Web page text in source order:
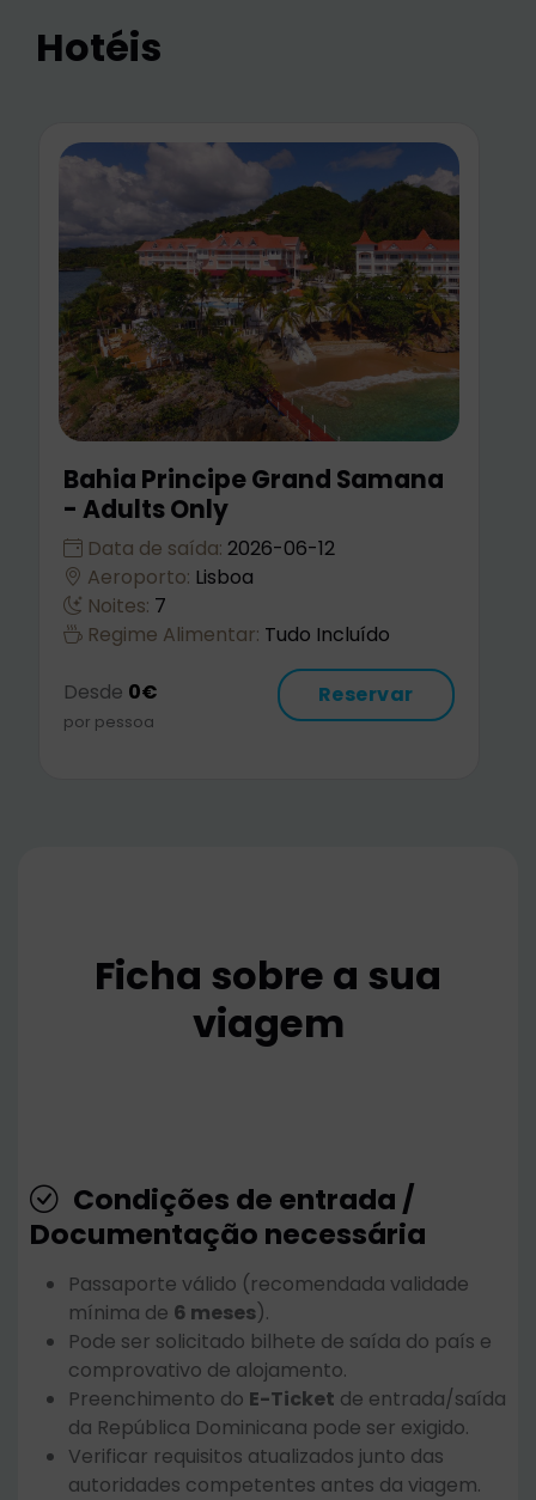
Hotéis
Cayo Levantado Resort
Data de saída:2026-06-12
Aeroporto:Lisboa
Noites:7
Regime Alimentar:
Desde 0€
por pessoa
Reservar
Ficha sobre a sua
viagem
Condições de entrada /
Documentação necessária
Passaporte válido (recomendada validade
mínima de 6 meses).
Pode ser solicitado bilhete de saída do país e
comprovativo de alojamento.
Preenchimento do E-Ticket de entrada/saída
da República Dominicana pode ser exigido.
Verificar requisitos atualizados junto das
autoridades competentes antes da viagem.